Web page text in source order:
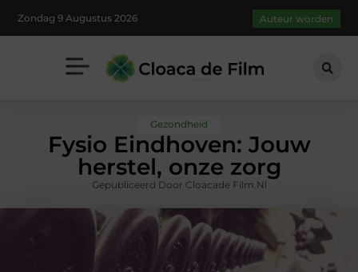
Zondag 9 Augustus 2026 Auteur worden
Gezondheid
Fysio Eindhoven: Jouw
herstel, onze zorg
Gepubliceerd Door Cloacade Film.nl